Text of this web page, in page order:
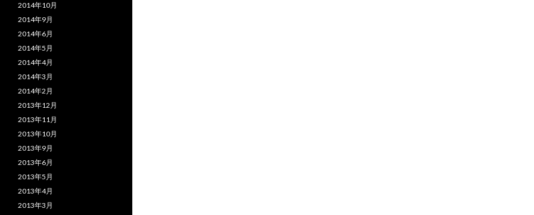
2014年10月
2014年9月
2014年6月
2014年5月
2014年4月
2014年3月
2014年2月
2013年12月
2013年11月
2013年10月
2013年9月
2013年6月
2013年5月
2013年4月
2013年3月